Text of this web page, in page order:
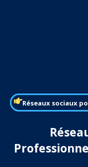
Réseaux sociaux